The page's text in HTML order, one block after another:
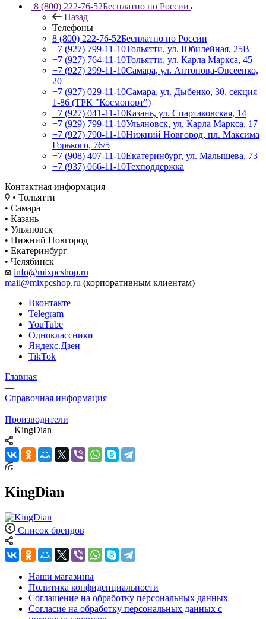
8 (800) 222-76-52Бесплатно по России
Назад
Телефоны
8 (800) 222-76-52Бесплатно по России
+7 (927) 799-11-10Тольятти, ул. Юбилейная, 25В
+7 (927) 764-11-10Тольятти, ул. Карла Маркса, 45
+7 (927) 299-11-10Самара, ул. Антонова-Овсеенко,
20
+7 (927) 029-11-10Самара, ул. Дыбенко, 30, секция
1-86 (ТРК "Космопорт")
+7 (927) 041-11-10Казань, ул. Спартаковская, 14
+7 (929) 799-11-10Ульяновск, ул. Карла Маркса, 17
+7 (927) 790-11-10Нижний Новгород, пл. Максима
Горького, 76/5
+7 (908) 407-11-10Екатеринбург, ул. Малышева, 73
+7 (937) 066-11-10Техподдержка
Контактная информация
• Тольятти
• Самара
• Казань
• Ульяновск
• Нижний Новгород
• Екатеринбург
• Челябинск
info@mixpcshop.ru
mail@mixpcshop.ru (корпоративным клиентам)
Вконтакте
Telegram
YouTube
Одноклассники
Яндекс.Дзен
TikTok
Главная
—
Справочная информация
—
Производители
—KingDian
KingDian
Список брендов
Наши магазины
Политика конфиденциальности
Соглашение на обработку персональных данных
Согласие на обработку персональных данных с